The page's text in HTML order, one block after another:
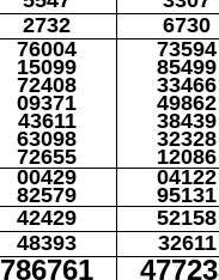
2732
76004
15099
72408
09371
43611
63098
72655
00429
82579
42429
48393
786761
6730
73594
85499
33466
49862
38439
32328
12086
04122
95131
52158
32611